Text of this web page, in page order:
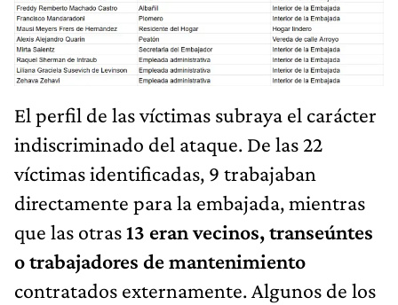
El perfil de las víctimas subraya el carácter
indiscriminado del ataque. De las 22
víctimas identificadas, 9 trabajaban
directamente para la embajada, mientras
que las otras13 eran vecinos, transeúntes
o trabajadores de mantenimiento
contratados externamente. Algunos de los